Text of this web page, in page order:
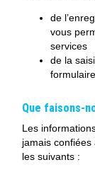
de
vous
services
de la
Que faisons-
Les
jamais
les suivants :